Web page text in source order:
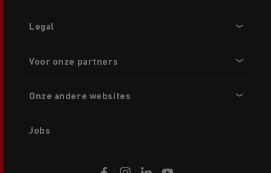
menu
Legal
Voor onze partners
Onze andere websites
Jobs